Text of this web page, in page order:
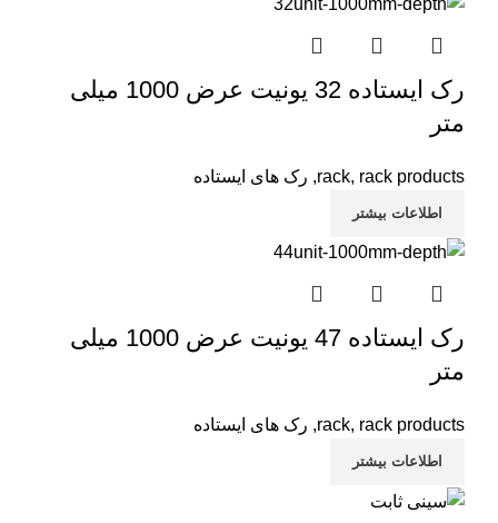
رک ایستاده 32 یونیت عرض 1000 میلی
متر
rack, rack products
, رک های ایستاده
اطلاعات بیشتر
رک ایستاده 47 یونیت عرض 1000 میلی
متر
rack, rack products
, رک های ایستاده
اطلاعات بیشتر